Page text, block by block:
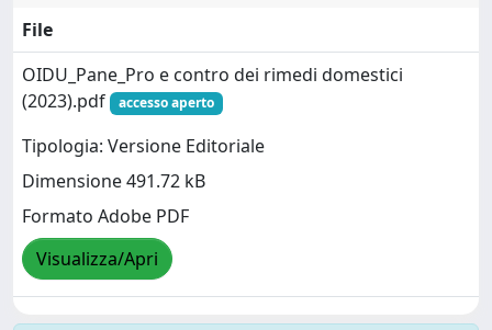
File
OIDU_Pane_Pro e contro dei rimedi domestici
(2023).pdf
accesso aperto
Tipologia: Versione Editoriale
Dimensione 491.72 kB
Formato Adobe PDF
Visualizza/Apri